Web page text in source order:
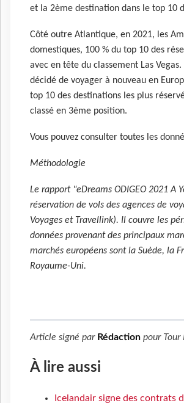
et la 2ème destination dans le top 10
Côté outre Atlantique, en 2021, les
domestiques, 100 % du top 10 des
avec en tête du classement Las
décidé de voyager à nouveau en
top 10 des destinations les plus
classé en 3ème position.
Vous pouvez consulter toutes les
Méthodologie
Le rapport "eDreams ODIGEO 2021 A
réservation de vols des agences de
Voyages et Travellink). Il couvre les
données provenant des principaux
marchés européens sont la Suède, la
Royaume-Uni.
Article signé par Rédaction pour Tour
À lire aussi
Icelandair signe des contrats